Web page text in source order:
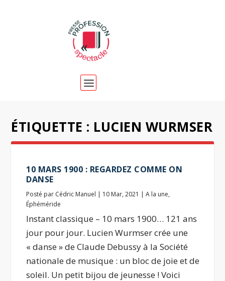
ÉTIQUETTE : LUCIEN WURMSER
10 MARS 1900 : REGARDEZ COMME ON
DANSE
Posté par Cédric Manuel | 10 Mar, 2021 |A la une,
Éphéméride
Instant classique – 10 mars 1900… 121 ans
jour pour jour. Lucien Wurmser crée une
« danse » de Claude Debussy à la Société
nationale de musique : un bloc de joie et de
soleil. Un petit bijou de jeunesse ! Voici